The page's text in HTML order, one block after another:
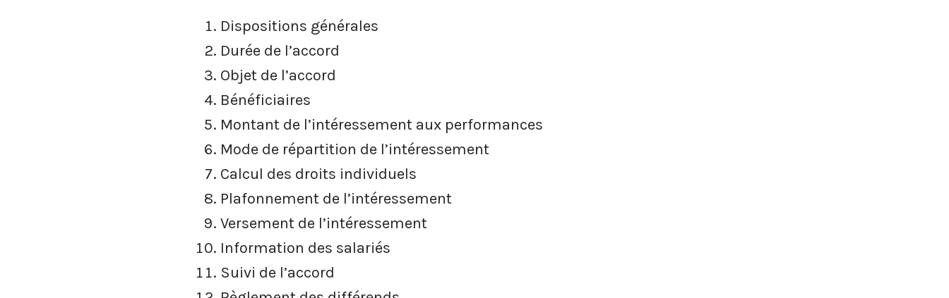
Dispositions générales
Durée de l’accord
Objet de l’accord
Bénéficiaires
Montant de l’intéressement aux performances
Mode de répartition de l’intéressement
Calcul des droits individuels
Plafonnement de l’intéressement
Versement de l’intéressement
Information des salariés
Suivi de l’accord